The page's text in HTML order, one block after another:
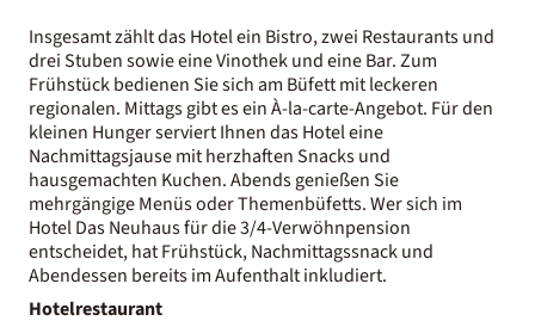
Insgesamt zählt das Hotel ein Bistro, zwei Restaurants und
drei Stuben sowie eine Vinothek und eine Bar. Zum
Frühstück bedienen Sie sich am Büfett mit leckeren
regionalen. Mittags gibt es ein À-la-carte-Angebot. Für den
kleinen Hunger serviert Ihnen das Hotel eine
Nachmittagsjause mit herzhaften Snacks und
hausgemachten Kuchen. Abends genießen Sie
mehrgängige Menüs oder Themenbüfetts. Wer sich im
Hotel Das Neuhaus für die 3/4-Verwöhnpension
entscheidet, hat Frühstück, Nachmittagssnack und
Abendessen bereits im Aufenthalt inkludiert.
Hotelrestaurant